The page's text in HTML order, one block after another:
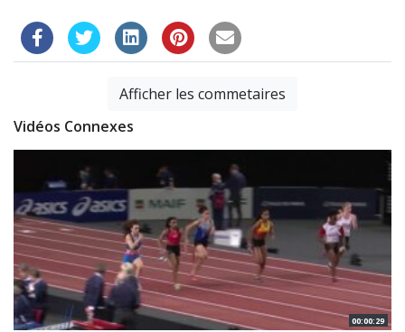
Afficher les commetaires
Vidéos Connexes
00:00:29